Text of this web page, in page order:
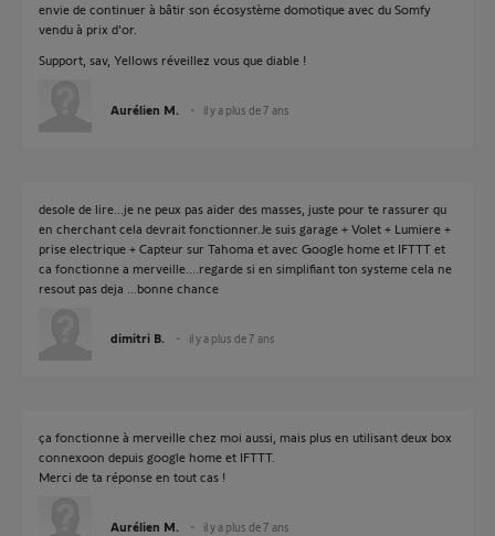
envie de continuer à bâtir son écosystème domotique avec du Somfy
vendu à prix d'or.
Support, sav, Yellows réveillez vous que diable !
Aurélien M. il y a plus de 7 ans
desole de lire...je ne peux pas aider des masses, juste pour te rassurer qu
en cherchant cela devrait fonctionner.Je suis garage + Volet + Lumiere +
prise electrique + Capteur sur Tahoma et avec Google home et IFTTT et
ca fonctionne a merveille....regarde si en simplifiant ton systeme cela ne
resout pas deja ...bonne chance
dimitri B. il y a plus de 7 ans
ça fonctionne à merveille chez moi aussi, mais plus en utilisant deux box
connexoon depuis google home et IFTTT.
Merci de ta réponse en tout cas !
Aurélien M. il y a plus de 7 ans